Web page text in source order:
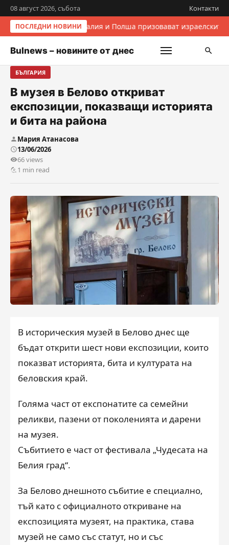
08 август 2026, събота Контакти
ПОСЛЕДНИ НОВИНИИталия и Полша призовават
Bulnews – новините от днес
БЪЛГАРИЯ
В музея в Белово откриват
експозиции, показващи историята
и бита на района
Мария Атанасова
13/06/2026
66 views
1 min read
В историческия музей в Белово днес ще
бъдат открити шест нови експозиции, които
показват историята, бита и културата на
беловския край.
Голяма част от експонатите са семейни
реликви, пазени от поколенията и дарени
на музея.
Събитието е част от фестивала „Чудесата на
Белия град“.
За Белово днешното събитие е специално,
тъй като с официалното откриване на
експозицията музеят, на практика, става
музей не само със статут, но и със